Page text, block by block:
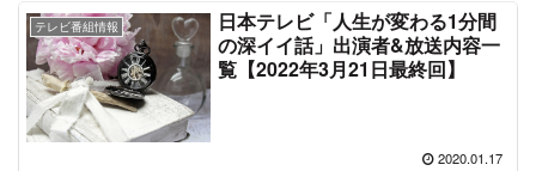
テレビ番組情報
日本テレビ「人生が変わる1分間
の深イイ話」出演者&放送内容一
覧【2022年3月21日最終回】
2020.01.17